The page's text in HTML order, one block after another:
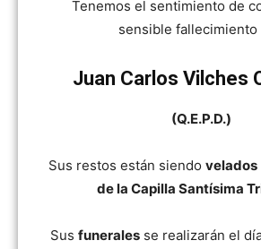
Tenemos el sentimiento de
sensible fallecimiento
Juan Carlos Vilches
(Q.E.P.D.)
Sus restos están siendo velados
de la Capilla Santísima
Sus funerales se realizarán el